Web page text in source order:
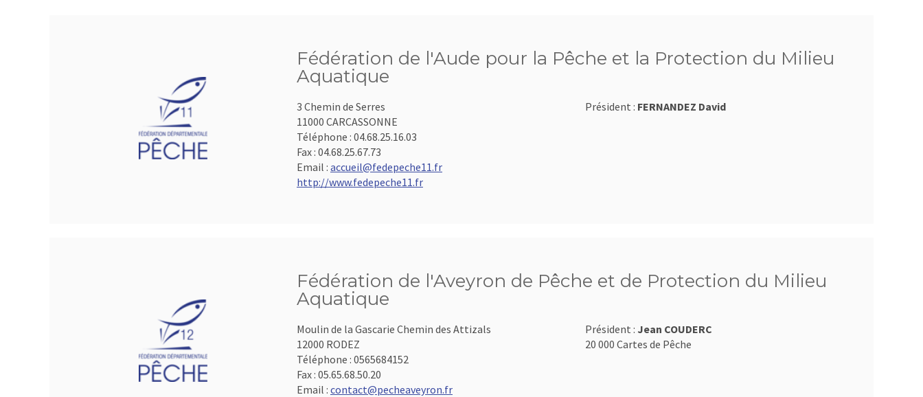
Fédération de l'Aude pour la Pêche et la Protection du Milieu
Aquatique
3 Chemin de Serres
11000 CARCASSONNE
Téléphone : 04.68.25.16.03
Fax : 04.68.25.67.73
Email : accueil@fedepeche11.fr
http://www.fedepeche11.fr
Président : FERNANDEZ David
Fédération de l'Aveyron de Pêche et de Protection du Milieu
Aquatique
Moulin de la Gascarie Chemin des Attizals
12000 RODEZ
Téléphone : 0565684152
Fax : 05.65.68.50.20
Email : contact@pecheaveyron.fr
Président : Jean COUDERC
20 000 Cartes de Pêche